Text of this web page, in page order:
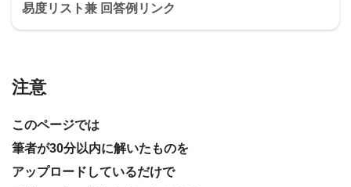
易度リスト兼 回答例リンク
注意
このページでは
筆者が30分以内に解いたものを
アップロードしているだけで